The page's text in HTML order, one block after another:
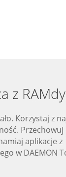
z
Korzystaj z
aplikacje z
w DAEMON